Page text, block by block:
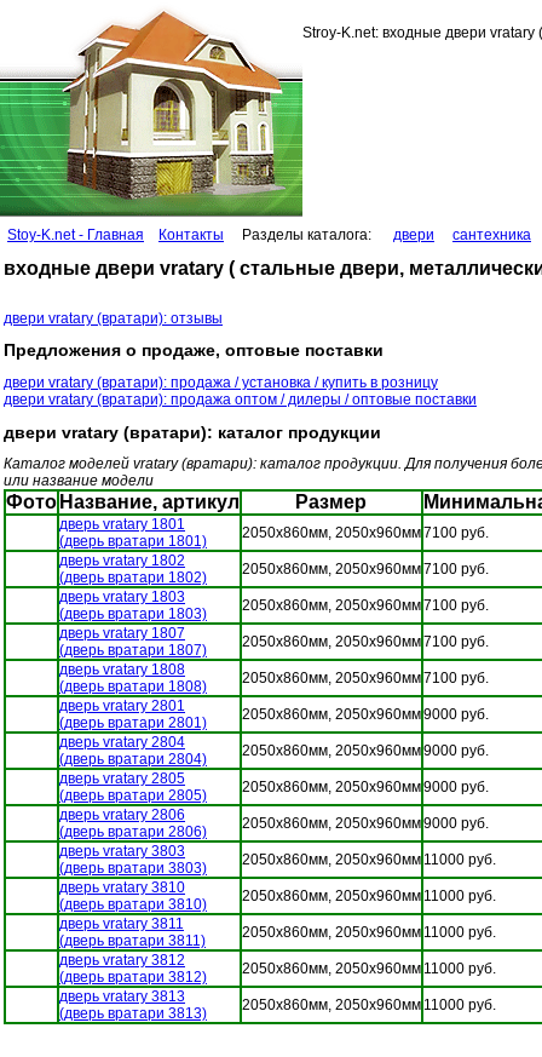
Stroy-K.net: входные двери vratary
Stoy-K.net - Главная Контакты Разделы каталога: двери сантехника
входные двери vratary ( стальные двери,
двери vratary (вратари): отзывы
Предложения о продаже, оптовые поставки
двери vratary (вратари): продажа / установка / купить в розницу
двери vratary (вратари): продажа оптом / дилеры / оптовые поставки
двери vratary (вратари): каталог продукции
Каталог моделей vratary (вратари): каталог продукции. Для получения
или название модели
Фото Название, артикул Размер
дверь vratary 1801
(дверь вратари 1801)
2050x860мм, 2050x960мм7100 руб.
дверь vratary 1802
(дверь вратари 1802)
2050x860мм, 2050x960мм7100 руб.
дверь vratary 1803
(дверь вратари 1803)
2050x860мм, 2050x960мм7100 руб.
дверь vratary 1807
(дверь вратари 1807)
2050x860мм, 2050x960мм7100 руб.
дверь vratary 1808
(дверь вратари 1808)
2050x860мм, 2050x960мм7100 руб.
дверь vratary 2801
(дверь вратари 2801)
2050x860мм, 2050x960мм9000 руб.
дверь vratary 2804
(дверь вратари 2804)
2050x860мм, 2050x960мм9000 руб.
дверь vratary 2805
(дверь вратари 2805)
2050x860мм, 2050x960мм9000 руб.
дверь vratary 2806
(дверь вратари 2806)
2050x860мм, 2050x960мм9000 руб.
дверь vratary 3803
(дверь вратари 3803)
2050x860мм, 2050x960мм 11000 руб.
дверь vratary 3810
(дверь вратари 3810)
2050x860мм, 2050x960мм 11000 руб.
дверь vratary 3811
(дверь вратари 3811)
2050x860мм, 2050x960мм 11000 руб.
дверь vratary 3812
(дверь вратари 3812)
2050x860мм, 2050x960мм 11000 руб.
дверь vratary 3813
(дверь вратари 3813)
2050x860мм, 2050x960мм 11000 руб.